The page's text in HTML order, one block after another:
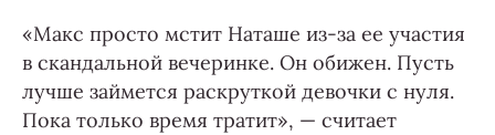
«Макс просто мстит Наташе из-за ее участия
в скандальной вечеринке. Он обижен. Пусть
лучше займется раскруткой девочки с нуля.
Пока только время тратит», — считает